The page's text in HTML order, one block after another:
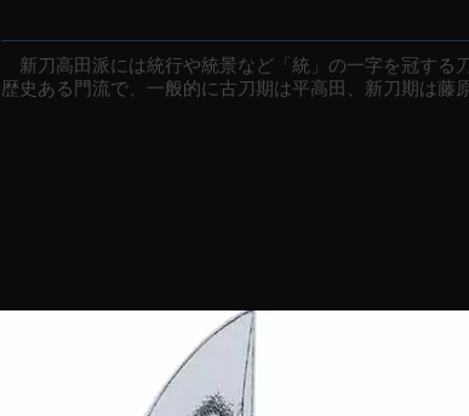
新刀高田派には統行や統景など「統」の一字を冠する
歴史ある門流で、一般的に古刀期は平高田、新刀期は藤